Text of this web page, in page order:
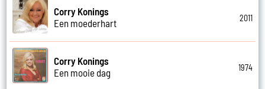
Corry Konings
Een moederhart
2011
Corry Konings
Een mooie dag
1974